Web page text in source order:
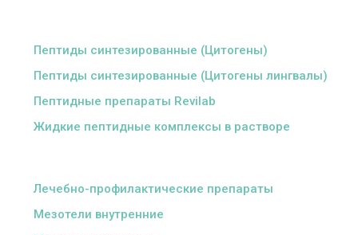
Пептиды синтезированные (Цитогены)
Пептиды синтезированные (Цитогены лингвалы)
Пептидные препараты Revilab
Жидкие пептидные комплексы в растворе
Лечебно-профилактические препараты
Мезотели внутренние